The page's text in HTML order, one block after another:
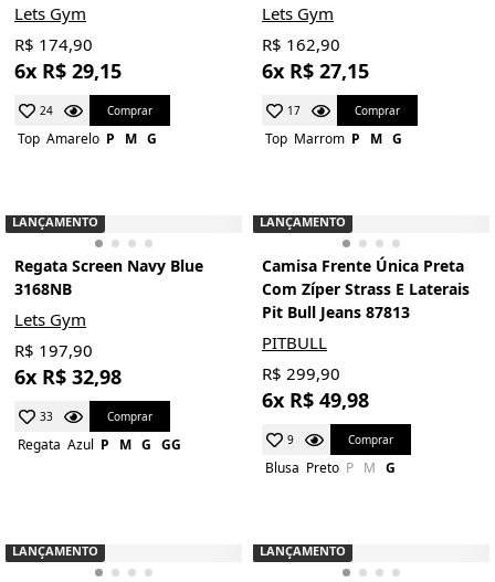
Lets Gym
R$ 174,90
6x R$ 29,15
24 Comprar
Top Amarelo P M G
Lets Gym
R$ 162,90
6x R$ 27,15
17 Comprar
Top Marrom P M G
LANÇAMENTO
Regata Screen Navy Blue
3168NB
Lets Gym
R$ 197,90
6x R$ 32,98
33 Comprar
Regata Azul P M G GG
LANÇAMENTO
Camisa Frente Única Preta
Com Zíper Strass E Laterais
Pit Bull Jeans 87813
PITBULL
R$ 299,90
6x R$ 49,98
9 Comprar
Blusa Preto P M G
LANÇAMENTO LANÇAMENTO